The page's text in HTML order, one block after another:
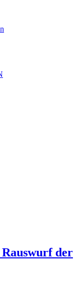
Rauswurf der